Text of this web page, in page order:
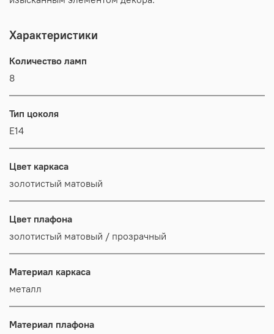
Характеристики
Количество ламп
8
Тип цоколя
E14
Цвет каркаса
золотистый матовый
Цвет плафона
золотистый матовый / прозрачный
Материал каркаса
металл
Материал плафона